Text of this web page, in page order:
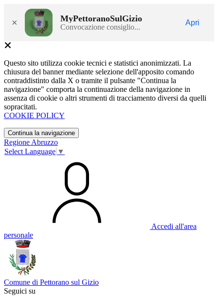
× MyPettoranoSulGizio
Convocazione consiglio...
Apri
Questo sito utilizza cookie tecnici e statistici anonimizzati. La
chiusura del banner mediante selezione dell'apposito comando
contraddistinto dalla X o tramite il pulsante "Continua la
navigazione" comporta la continuazione della navigazione in
assenza di cookie o altri strumenti di tracciamento diversi da quelli
sopracitati.
COOKIE POLICY
Continua la navigazione
Regione Abruzzo
Select Language ▼
Accedi all'area
personale
Comune di Pettorano sul Gizio
Seguici su